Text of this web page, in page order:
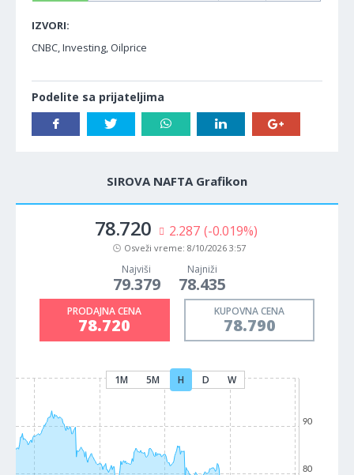
IZVORI:
CNBC, Investing, Oilprice
Podelite sa prijateljima
SIROVA NAFTA Grafikon
78.720 2.287 (-0.019%)
Osveži vreme: 8/10/2026 3:57
Najviši
79.379
Najniži
78.435
PRODAJNA CENA
78.720
KUPOVNA CENA
78.790
1M 5M H D W
80
90